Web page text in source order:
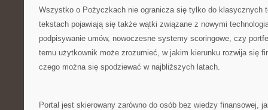
Wszystko o Pożyczkach nie ogranicza się tylko do klasycznych
tekstach pojawiają się także wątki związane z nowymi
podpisywanie umów, nowoczesne systemy scoringowe, czy
temu użytkownik może zrozumieć, w jakim kierunku rozwija się
czego można się spodziewać w najbliższych latach.
Portal jest skierowany zarówno do osób bez wiedzy finansowej,